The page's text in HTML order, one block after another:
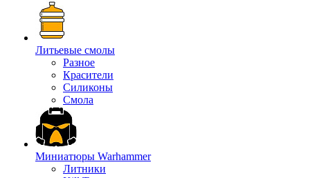
Литьевые смолы
Разное
Красители
Силиконы
Смола
Миниатюры Warhammer
Литники